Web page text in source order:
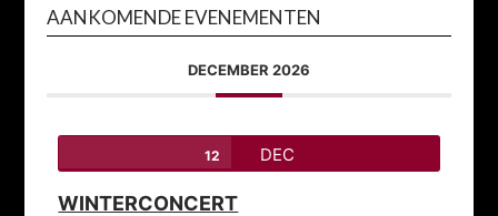
AANKOMENDE EVENEMENTEN
DECEMBER 2026
12 DEC
WINTERCONCERT